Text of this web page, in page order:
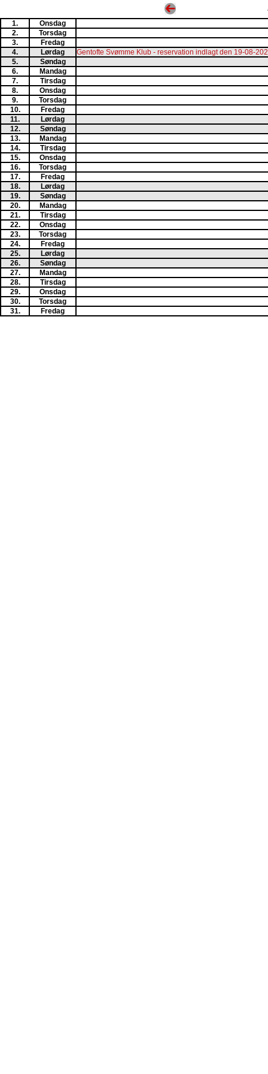
1.
Onsdag
2.
Torsdag
3.
Fredag
4.
Lørdag
Gentofte Svømme Klub - reservation indlagt den 19-08-
5.
Søndag
6.
Mandag
7.
Tirsdag
8.
Onsdag
9.
Torsdag
10.
Fredag
11.
Lørdag
12.
Søndag
13.
Mandag
14.
Tirsdag
15.
Onsdag
16.
Torsdag
17.
Fredag
18.
Lørdag
19.
Søndag
20.
Mandag
21.
Tirsdag
22.
Onsdag
23.
Torsdag
24.
Fredag
25.
Lørdag
26.
Søndag
27.
Mandag
28.
Tirsdag
29.
Onsdag
30.
Torsdag
31.
Fredag